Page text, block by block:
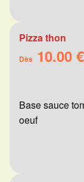
Pizza thon
Dès 10.00 €
Base sauce
oeuf